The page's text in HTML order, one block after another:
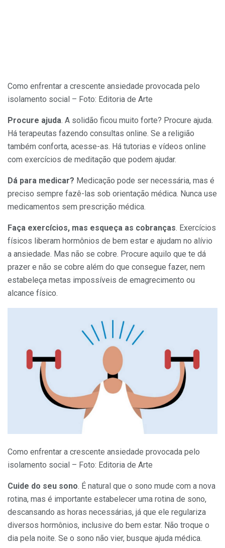
Como enfrentar a crescente ansiedade provocada pelo
isolamento social – Foto: Editoria de Arte
Procure ajuda. A solidão ficou muito forte? Procure ajuda.
Há terapeutas fazendo consultas online. Se a religião
também conforta, acesse-as. Há tutorias e vídeos online
com exercícios de meditação que podem ajudar.
Dá para medicar? Medicação pode ser necessária, mas é
preciso sempre fazê-las sob orientação médica. Nunca use
medicamentos sem prescrição médica.
Faça exercícios, mas esqueça as cobranças. Exercícios
físicos liberam hormônios de bem estar e ajudam no alívio
a ansiedade. Mas não se cobre. Procure aquilo que te dá
prazer e não se cobre além do que consegue fazer, nem
estabeleça metas impossíveis de emagrecimento ou
alcance físico.
Como enfrentar a crescente ansiedade provocada pelo
isolamento social – Foto: Editoria de Arte
Cuide do seu sono. É natural que o sono mude com a nova
rotina, mas é importante estabelecer uma rotina de sono,
descansando as horas necessárias, já que ele regulariza
diversos hormônios, inclusive do bem estar. Não troque o
dia pela noite. Se o sono não vier, busque ajuda médica.